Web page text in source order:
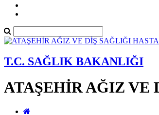
T.C. SAĞLIK BAKANLIĞI
ATAŞEHİR AĞIZ VE